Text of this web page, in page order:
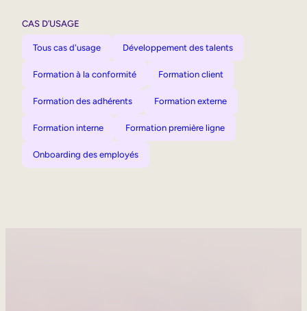
CAS D’USAGE
Tous cas d'usage Développement des talents
Formation à la conformité Formation client
Formation des adhérents Formation externe
Formation interne Formation première ligne
Onboarding des employés